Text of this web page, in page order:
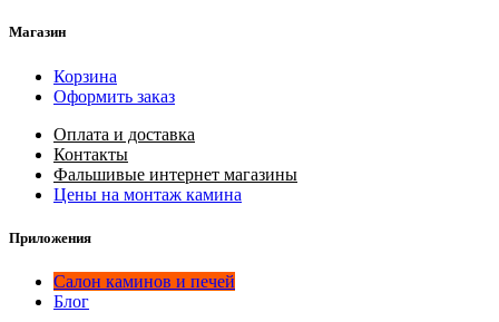
Магазин
Корзина
Оформить заказ
Оплата и доставка
Контакты
Фальшивые интернет магазины
Цены на монтаж камина
Приложения
Салон каминов и печей
Блог